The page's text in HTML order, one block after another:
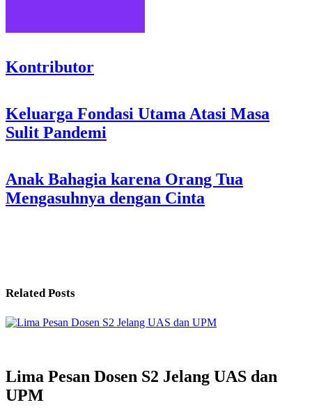
Kontributor
Post
navigation
Keluarga Fondasi Utama Atasi Masa
Sulit Pandemi
Anak Bahagia karena Orang Tua
Mengasuhnya dengan Cinta
Related Posts
Lima Pesan Dosen S2 Jelang UAS dan
UPM